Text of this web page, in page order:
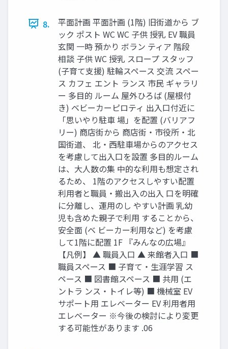
8.
平面計画 平面計画 (1階) 旧街道から ブ
ック ポスト WC WC 子供 授乳 EV 職員
玄関 一時 預かり ボラン ティア 階段
相談 子供 WC 授乳 スロープ スタッフ
(子育て支援) 駐輪スペース 交流 スペー
ス カフェ エント ランス 市民 ギャラリ
ー 多目的 ルーム 屋外ひろば (屋根付
き) ベビーカーピロティ 出入口付近に
「思いやり駐車 場」を配置 (バリアフ
リー) 商店街から 商店街・市役所・北
国街道、 北・西駐車場からのアクセス
を考慮して出入口を設置 多目的ルーム
は、大人数の集 中的な利用も想定され
るため、 1階のアクセスしやすい配置
利用者と職員・搬出入の出入 口を明確
に分離し、運用のし やすい計画 乳幼
児も含めた親子で利用 することから、
安全面 (ベ ビーカー利用など) を考慮
して1階に配置 1F 『みんなの広場』
【凡例】 ▲ 職員入口 ▲ 来館者入口 ■
職員スペース ■ 子育て・生涯学習 ス
ペース ■ 図書館スペース ■ 共用 (エ
ントラ ンス・トイレ等) ■ 機械室 EV
サポート用 エレベーター EV 利用者用
エレベーター ※今後の検討により変更
する可能性があります .06